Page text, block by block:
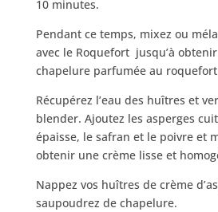
10 minutes.
Pendant ce temps, mixez ou
avec le Roquefort jusqu’à
chapelure parfumée au
Récupérez l’eau des huîtres et
blender. Ajoutez les asperges
épaisse, le safran et le poivre et
obtenir une crème lisse et
Nappez vos huîtres de crème
saupoudrez de chapelure.